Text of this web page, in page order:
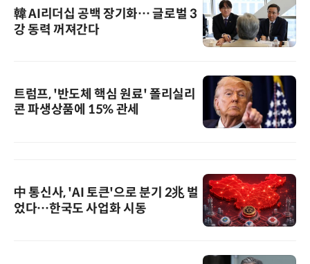
韓 AI리더십 공백 장기화… 글로벌 3
강 동력 꺼져간다
트럼프, '반도체 핵심 원료' 폴리실리
콘 파생상품에 15% 관세
中 통신사, 'AI 토큰'으로 분기 2兆 벌
었다…한국도 사업화 시동